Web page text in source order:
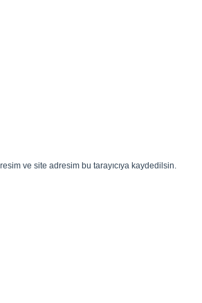
ve site adresim bu tarayıcıya kaydedilsin.